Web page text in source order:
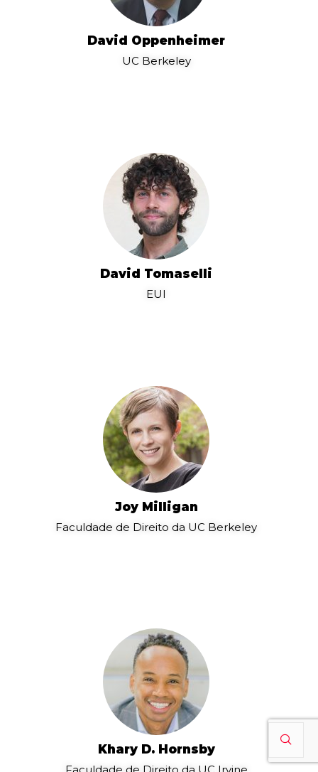
David Oppenheimer
UC Berkeley
David Tomaselli
EUI
Joy Milligan
Faculdade de Direito da UC Berkeley
Khary D. Hornsby